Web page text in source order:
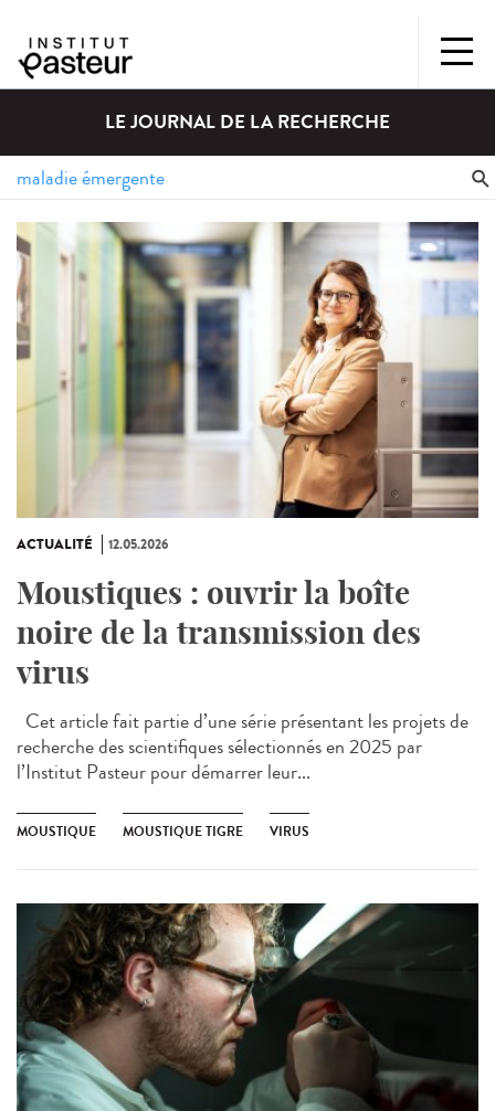
LE JOURNAL DE LA RECHERCHE
ACTUALITÉ 12.05.2026
Moustiques : ouvrir la boîte
noire de la transmission des
virus
Cet article fait partie d’une série présentant les projets de
recherche des scientifiques sélectionnés en 2025 par
l’Institut Pasteur pour démarrer leur...
MOUSTIQUE MOUSTIQUE TIGRE VIRUS